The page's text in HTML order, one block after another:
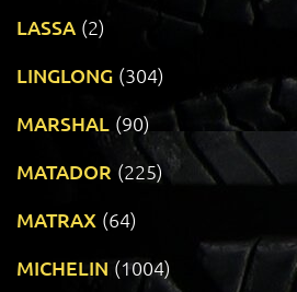
LASSA (2)
LINGLONG (304)
MARSHAL (90)
MATADOR (225)
MATRAX (64)
MICHELIN (1004)